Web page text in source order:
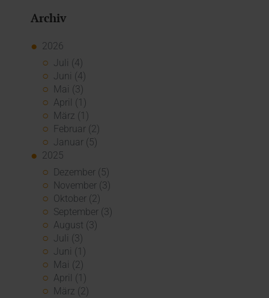
Archiv
2026
Juli (4)
Juni (4)
Mai (3)
April (1)
März (1)
Februar (2)
Januar (5)
2025
Dezember (5)
November (3)
Oktober (2)
September (3)
August (3)
Juli (3)
Juni (1)
Mai (2)
April (1)
März (2)